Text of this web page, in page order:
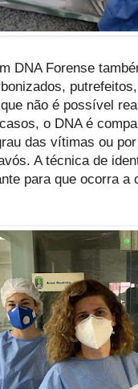
DNA Forense
não é possível
o DNA é
das vítimas ou
A técnica de
para que ocorra